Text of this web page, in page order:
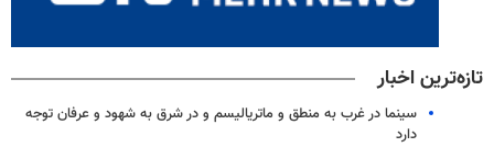
تازه‌ترین اخبار
سینما در غرب به منطق و ماتریالیسم و در شرق به شهود و عرفان توجه
دارد